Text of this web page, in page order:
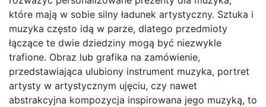
które mają w sobie silny ładunek artystyczny. Sztuka i
muzyka często idą w parze, dlatego przedmioty
łączące te dwie dziedziny mogą być niezwykle
trafione. Obraz lub grafika na zamówienie,
przedstawiająca ulubiony instrument muzyka, portret
artysty w artystycznym ujęciu, czy nawet
abstrakcyjna kompozycja inspirowana jego muzyką, to